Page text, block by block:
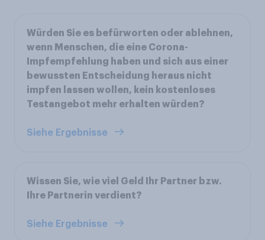
Würden Sie es befürworten oder ablehnen,
wenn Menschen, die eine Corona-
Impfempfehlung haben und sich aus einer
bewussten Entscheidung heraus nicht
impfen lassen wollen, kein kostenloses
Testangebot mehr erhalten würden?
Siehe Ergebnisse
Wissen Sie, wie viel Geld Ihr Partner bzw.
Ihre Partnerin verdient?
Siehe Ergebnisse